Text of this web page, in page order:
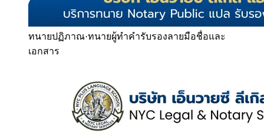
ทนายปฏิภาณ·ทนายผู้ทำคำรับรองลายมือชื่อและ
เอกสาร